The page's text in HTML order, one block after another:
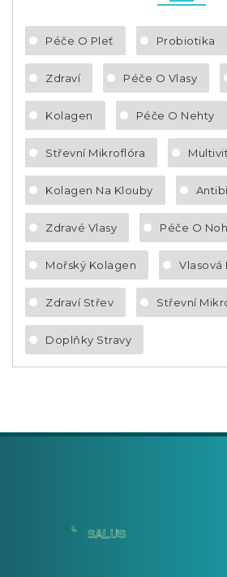
Péče O Pleť Probiotika
Zdraví Péče O Vlasy
Kolagen Péče O Nehty
Střevní Mikroflóra
Kolagen Na Klouby
Zdravé Vlasy Péče O
Mořský Kolagen Vlasová
Zdraví Střev Střevní
Doplňky Stravy